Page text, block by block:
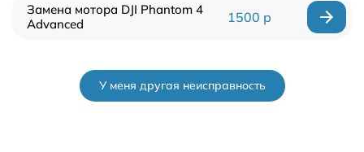
Замена мотора DJI Phantom 4
Advanced
1500 р
У меня другая неисправность